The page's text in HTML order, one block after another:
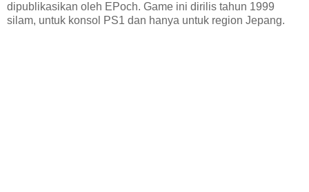
dipublikasikan oleh EPoch. Game ini dirilis tahun 1999
silam, untuk konsol PS1 dan hanya untuk region Jepang.